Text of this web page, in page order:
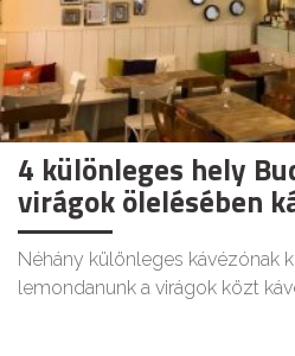
4 különleges hely
virágok ölelésében
Néhány különleges kávézónak
lemondanunk a virágok közt